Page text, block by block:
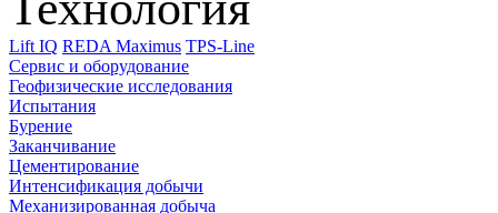
Lift IQ REDA Maximus TPS-Line
Сервис и оборудование
Геофизические исследования
Испытания
Бурение
Заканчивание
Цементирование
Интенсификация добычи
Механизированная добыча